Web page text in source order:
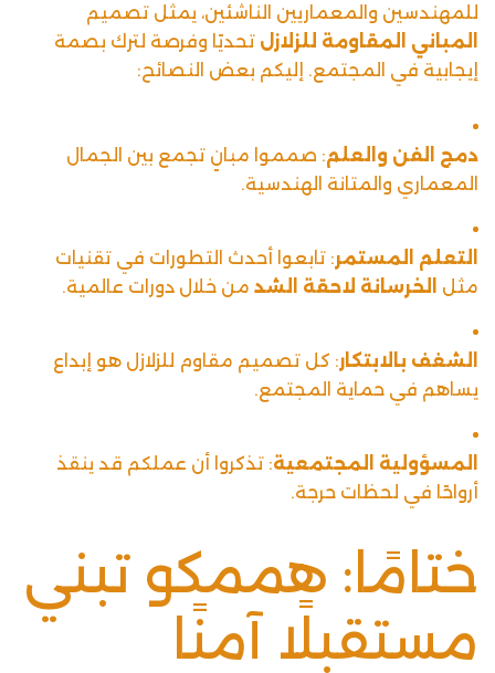
للمهندسين والمعماريين الناشئين، يمثل تصميم
المباني المقاومة للزلازل تحديًا وفرصة لترك بصمة
إيجابية في المجتمع. إليكم بعض النصائح:
دمج الفن والعلم: صمموا مبانٍ تجمع بين الجمال
المعماري والمتانة الهندسية.
التعلم المستمر: تابعوا أحدث التطورات في تقنيات
مثل
الخرسانة لاحقة الشد من خلال دورات عالمية.
الشغف بالابتكار: كل تصميم مقاوم للزلازل هو إبداع
يساهم في حماية المجتمع.
المسؤولية المجتمعية: تذكروا أن عملكم قد ينقذ
أرواحًا في لحظات حرجة.
ختامًا: هممكو تبني
مستقبلًا آمنًا